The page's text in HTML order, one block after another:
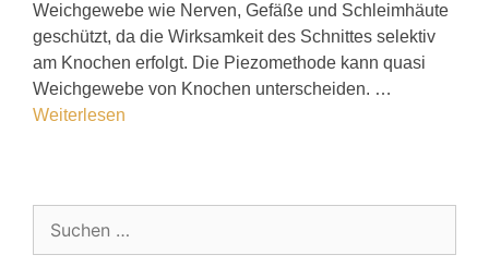
Weichgewebe wie Nerven, Gefäße und Schleimhäute
geschützt, da die Wirksamkeit des Schnittes selektiv
am Knochen erfolgt. Die Piezomethode kann quasi
Weichgewebe von Knochen unterscheiden. …
Weiterlesen